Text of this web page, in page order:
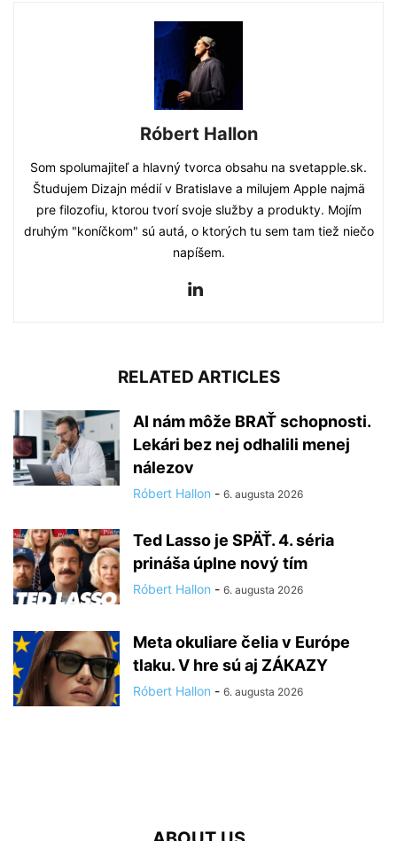
Róbert Hallon
Som spolumajiteľ a hlavný tvorca obsahu na svetapple.sk.
Študujem Dizajn médií v Bratislave a milujem Apple najmä
pre filozofiu, ktorou tvorí svoje služby a produkty. Mojím
druhým "koníčkom" sú autá, o ktorých tu sem tam tiež niečo
napíšem.
RELATED ARTICLES
AI nám môže BRAŤ schopnosti.
Lekári bez nej odhalili menej
nálezov
Róbert Hallon - 6. augusta 2026
Ted Lasso je SPÄŤ. 4. séria
prináša úplne nový tím
Róbert Hallon - 6. augusta 2026
Meta okuliare čelia v Európe
tlaku. V hre sú aj ZÁKAZY
Róbert Hallon - 6. augusta 2026